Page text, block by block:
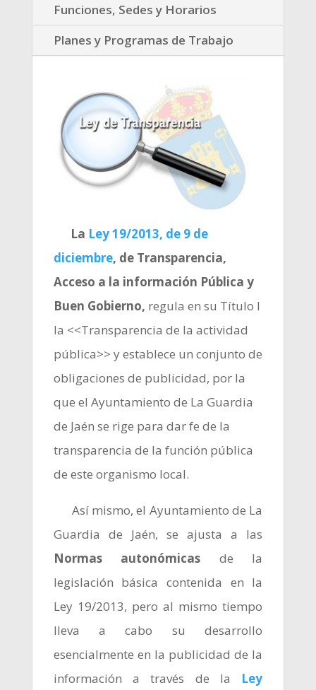
Funciones, Sedes y Horarios
Planes y Programas de Trabajo
La Ley 19/2013, de 9 de
diciembre, de Transparencia,
Acceso a la información Pública y
Buen Gobierno, regula en su Título I
la <<Transparencia de la actividad
pública>> y establece un conjunto de
obligaciones de publicidad, por la
que el Ayuntamiento de La Guardia
de Jaén se rige para dar fe de la
transparencia de la función pública
de este organismo local.
Así mismo, el Ayuntamiento de La
Guardia de Jaén, se ajusta a las
Normas autonómicas de la
legislación básica contenida en la
Ley 19/2013, pero al mismo tiempo
lleva a cabo su desarrollo
esencialmente en la publicidad de la
información a través de la Ley